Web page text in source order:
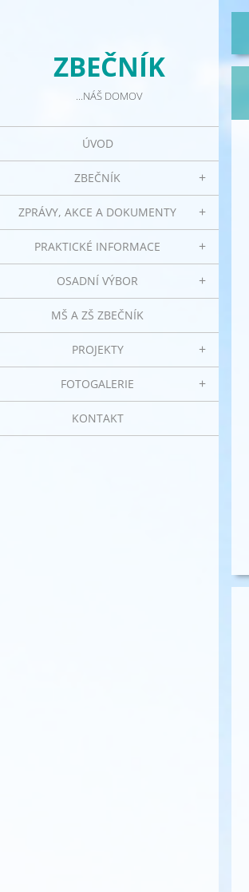
ZBEČNÍK
...NÁŠ DOMOV
ÚVOD
ZBEČNÍK
ZPRÁVY, AKCE A DOKUMENTY
PRAKTICKÉ INFORMACE
OSADNÍ VÝBOR
MŠ A ZŠ ZBEČNÍK
PROJEKTY
FOTOGALERIE
KONTAKT